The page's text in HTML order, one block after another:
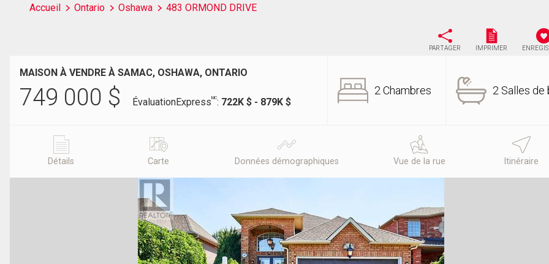
Accueil Ontario Oshawa 483 ORMOND DRIVE
PARTAGER IMPRIMER
MAISON À VENDRE À SAMAC, OSHAWA, ONTARIO
749 000 $ ÉvaluationExpressMC: 722K $ - 879K $
2 Chambres 2 Salles de
Détails Carte Données démographiques Vue de la rue Itinéraire